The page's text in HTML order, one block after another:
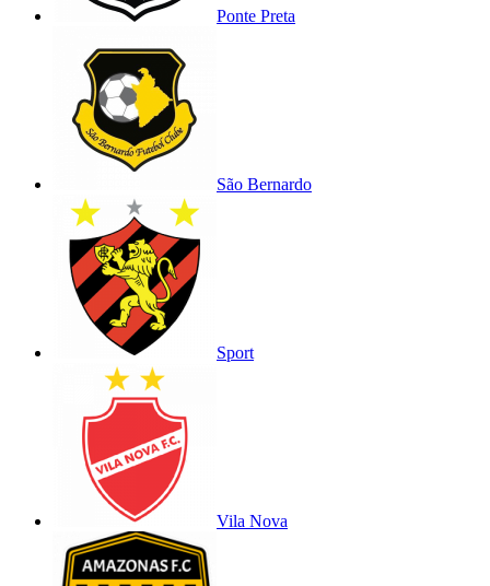
Ponte Preta
São Bernardo
Sport
Vila Nova